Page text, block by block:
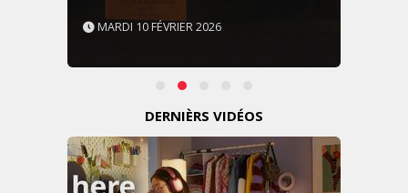
MARDI 10 FÉVRIER 2026
DERNIÈRS VIDÉOS